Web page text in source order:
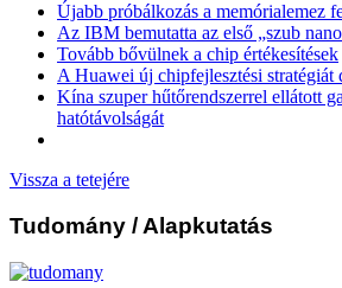
Újabb próbálkozás a memórialemez
Az IBM bemutatta az első „szub
Tovább bővülnek a chip értékesítések
A Huawei új chipfejlesztési stratégiát
Kína szuper hűtőrendszerrel ellátott
hatótávolságát
Vissza a tetejére
Tudomány / Alapkutatás